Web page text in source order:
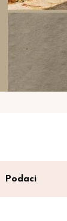
Podaci